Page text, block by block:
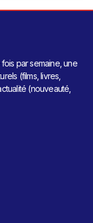
par semaine, une
(films, livres,
(nouveauté,